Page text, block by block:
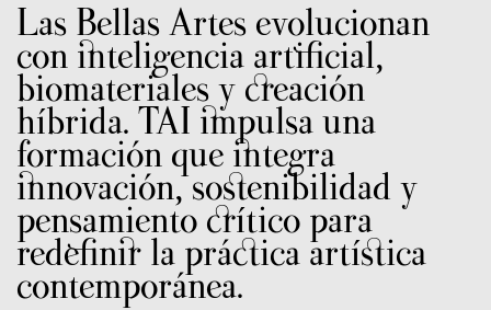
Las Bellas Artes evolucionan
con inteligencia artificial,
biomateriales y creación
híbrida. TAI impulsa una
formación que integra
innovación, sostenibilidad y
pensamiento crítico para
redefinir la práctica artística
contemporánea.